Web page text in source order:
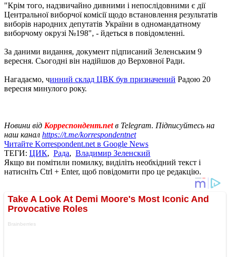
"Крім того, надзвичайно дивними і непослідовними є дії
Центральної виборчої комісії щодо встановлення результатів
виборів народних депутатів України в одномандатному
виборчому окрузі №198", - йдеться в повідомленні.
За даними видання, документ підписаний Зеленським 9
вересня. Сьогодні він надійшов до Верховної Ради.
Нагадаємо, чинний склад ЦВК був призначений Радою 20
вересня минулого року.
Новини від Корреспондент.netв Telegram. Підписуйтесь на
наш канал https://t.me/korrespondentnet
Читайте Korrespondent.net в Google News
ТЕГИ: ЦИК, Рада, Владимир Зеленский
Якщо ви помітили помилку, виділіть необхідний текст і
натисніть Ctrl + Enter, щоб повідомити про це редакцію.